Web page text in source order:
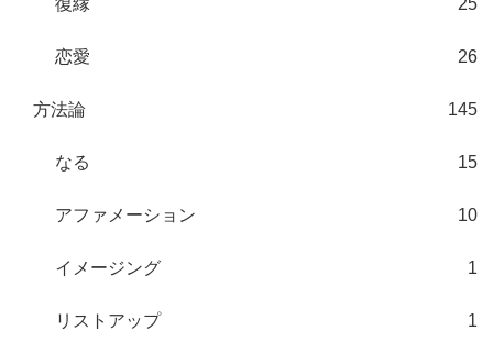
復縁 25
恋愛 26
方法論 145
なる 15
アファメーション 10
イメージング 1
リストアップ 1